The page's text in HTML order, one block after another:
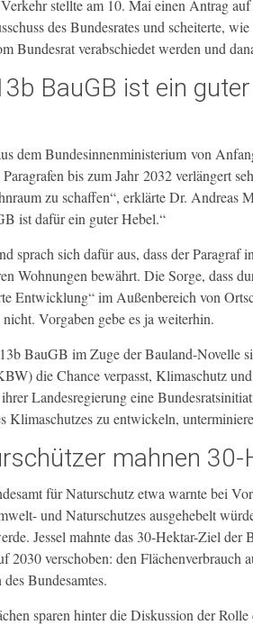
stellte am 10. Mai einen Antrag
des Bundesrates und scheiterte,
Bundesrat verabschiedet werden und
BauGB ist ein
dem Bundesinnenministerium von
bis zum Jahr 2032 verlängert
zu schaffen“, erklärte Dr. Andreas
ist dafür ein guter Hebel.“
sprach sich dafür aus, dass der Paragraf
Wohnungen bewährt. Die Sorge, dass
Entwicklung“ im Außenbereich von
Vorgaben gebe es ja weiterhin.
BauGB im Zuge der Bauland-Novelle
die Chance verpasst, Klimaschutz
Landesregierung eine
Klimaschutzes zu entwickeln,
mahnen 30-
für Naturschutz etwa warnte bei
und Naturschutzes ausgehebelt
Jessel mahnte das 30-Hektar-Ziel der
2030 verschoben: den Flächenverbrauch
Bundesamtes.
sparen hinter die Diskussion der